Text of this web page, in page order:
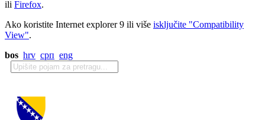
ili Firefox.
Ako koristite Internet explorer 9 ili više isključite "Compatibility
View".
bos hrv срп eng